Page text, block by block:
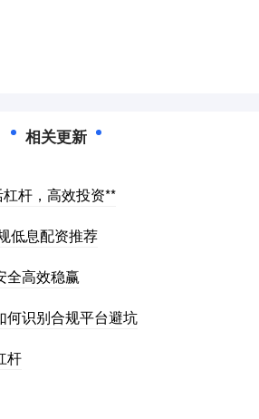
相关更新
杆，高效投资**
低息配资推荐
全高效稳赢
何识别合规平台避坑
杆